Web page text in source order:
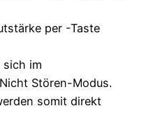
per -Taste
sich im
Stören-Modus.
somit direkt